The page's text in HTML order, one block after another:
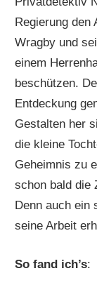
Regierung
Wragby und
einem
beschützen.
Entdeckung
Gestalten her
die kleine
Geheimnis zu
schon bald die
Denn auch ein
seine Arbeit
So fand ich’s: